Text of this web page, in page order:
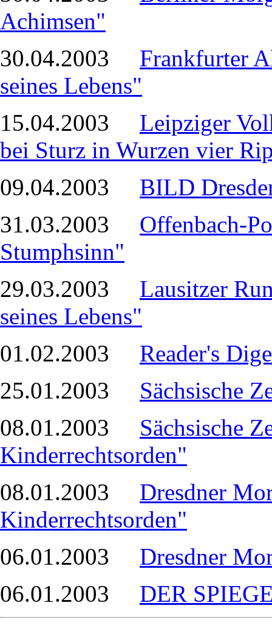
Achimsen"
30.04.2003 Frankfurter
seines Lebens"
15.04.2003 Leipziger
bei Sturz in Wurzen vier
09.04.2003 BILD
31.03.2003 Offenbach-
Stumphsinn"
29.03.2003 Lausitzer
seines Lebens"
01.02.2003 Reader's
25.01.2003 Sächsische
08.01.2003 Sächsische
Kinderrechtsorden"
08.01.2003 Dresdner
Kinderrechtsorden"
06.01.2003 Dresdner
06.01.2003 DER